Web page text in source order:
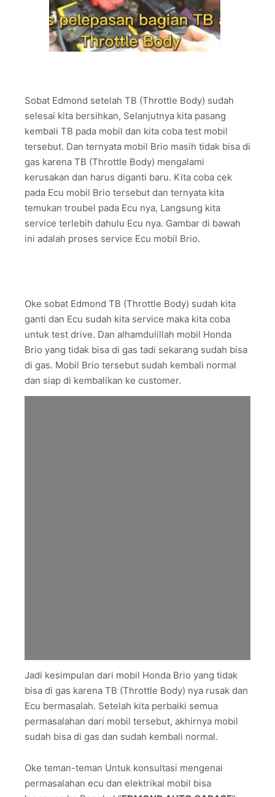
Sobat Edmond setelah TB (Throttle Body) sudah
selesai kita bersihkan, Selanjutnya kita pasang
kembali TB pada mobil dan kita coba test mobil
tersebut. Dan ternyata mobil Brio masih tidak bisa di
gas karena TB (Throttle Body) mengalami
kerusakan dan harus diganti baru. Kita coba cek
pada Ecu mobil Brio tersebut dan ternyata kita
temukan troubel pada Ecu nya, Langsung kita
service terlebih dahulu Ecu nya. Gambar di bawah
ini adalah proses service Ecu mobil Brio.
Oke sobat Edmond TB (Throttle Body) sudah kita
ganti dan Ecu sudah kita service maka kita coba
untuk test drive. Dan alhamdulillah mobil Honda
Brio yang tidak bisa di gas tadi sekarang sudah bisa
di gas. Mobil Brio tersebut sudah kembali normal
dan siap di kembalikan ke customer.
Jadi kesimpulan dari mobil Honda Brio yang tidak
bisa di gas karena TB (Throttle Body) nya rusak dan
Ecu bermasalah. Setelah kita perbaiki semua
permasalahan dari mobil tersebut, akhirnya mobil
sudah bisa di gas dan sudah kembali normal.
Oke teman-teman Untuk konsultasi mengenai
permasalahan ecu dan elektrikal mobil bisa